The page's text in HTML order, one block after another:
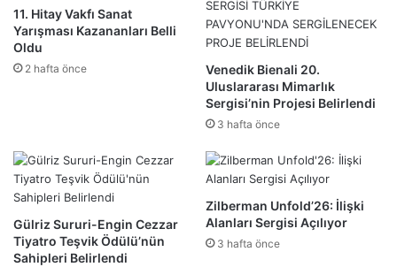
11. Hitay Vakfı Sanat
Yarışması Kazananları Belli
Oldu
2 hafta önce
Venedik Bienali 20.
Uluslararası Mimarlık
Sergisi’nin Projesi Belirlendi
3 hafta önce
Gülriz Sururi-Engin Cezzar
Tiyatro Teşvik Ödülü’nün
Sahipleri Belirlendi
Zilberman Unfold’26: İlişki
Alanları Sergisi Açılıyor
3 hafta önce